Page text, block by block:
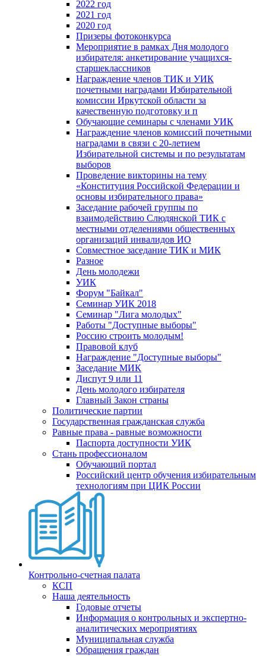
2022 год
2021 год
2020 год
Призеры фотоконкурса
Мероприятие в рамках Дня молодого
избирателя: анкетирование учащихся-
старшеклассников
Награждение членов ТИК и УИК
почетными наградами Избирательной
комиссии Иркутской области за
качественную подготовку и п
Обучающие семинары с членами УИК
Награждение членов комиссий почетными
наградами в связи с 20-летием
Избирательной системы и по результатам
выборов
Проведение викторины на тему
«Конституция Российской Федерации и
основы избирательного права»
Заседание рабочей группы по
взаимодействию Слюдянской ТИК с
местными отделениями общественных
организаций инвалидов ИО
Совместное заседание ТИК и МИК
Разное
День молодежи
УИК
Форум "Байкал"
Семинар УИК 2018
Семинар "Лига молодых"
Работы "Доступные выборы"
Россию строить молодым!
Правовой клуб
Награждение "Доступные выборы"
Заседание МИК
Диспут 9 или 11
День молодого избирателя
Главный Закон страны
Политические партии
Государственная гражданская служба
Равные права - равные возможности
Паспорта доступности УИК
Стань профессионалом
Обучающий портал
Российский центр обучения избирательным
технологиям при ЦИК России
Контрольно-счетная палата
КСП
Наша деятельность
Годовые отчеты
Информация о контрольных и экспертно-
аналитических мероприятиях
Муниципальная служба
Обращения граждан